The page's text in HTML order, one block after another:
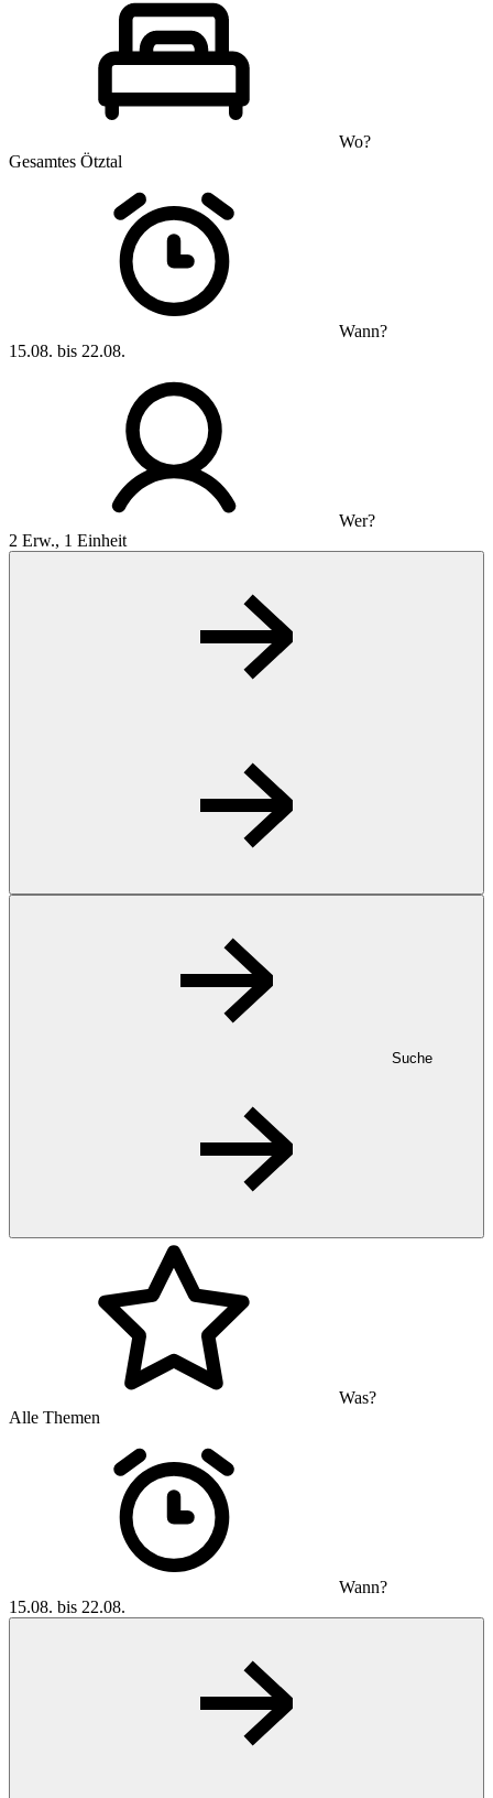
Wo?
Gesamtes Ötztal
Wann?
15.08. bis 22.08.
Wer?
2 Erw., 1 Einheit
Suche
Was?
Alle Themen
Wann?
15.08. bis 22.08.